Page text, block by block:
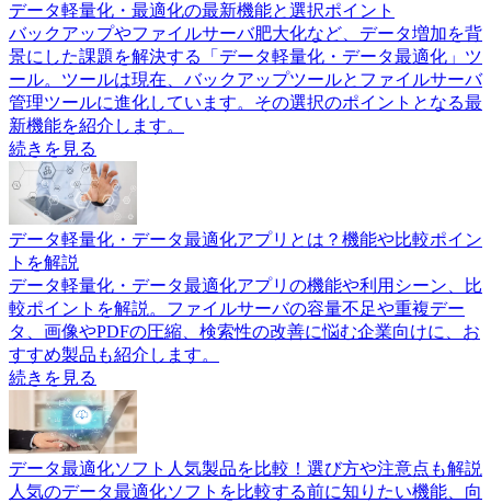
データ軽量化・最適化の最新機能と選択ポイント
バックアップやファイルサーバ肥大化など、データ増加を背
景にした課題を解決する「データ軽量化・データ最適化」ツ
ール。ツールは現在、バックアップツールとファイルサーバ
管理ツールに進化しています。その選択のポイントとなる最
新機能を紹介します。
続きを見る
データ軽量化・データ最適化アプリとは？機能や比較ポイン
トを解説
データ軽量化・データ最適化アプリの機能や利用シーン、比
較ポイントを解説。ファイルサーバの容量不足や重複デー
タ、画像やPDFの圧縮、検索性の改善に悩む企業向けに、お
すすめ製品も紹介します。
続きを見る
データ最適化ソフト人気製品を比較！選び方や注意点も解説
人気のデータ最適化ソフトを比較する前に知りたい機能、向